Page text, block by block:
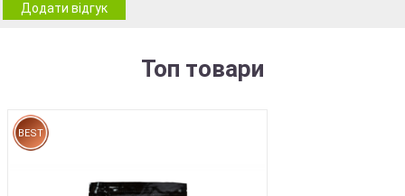
Додати відгук
Топ товари
BEST